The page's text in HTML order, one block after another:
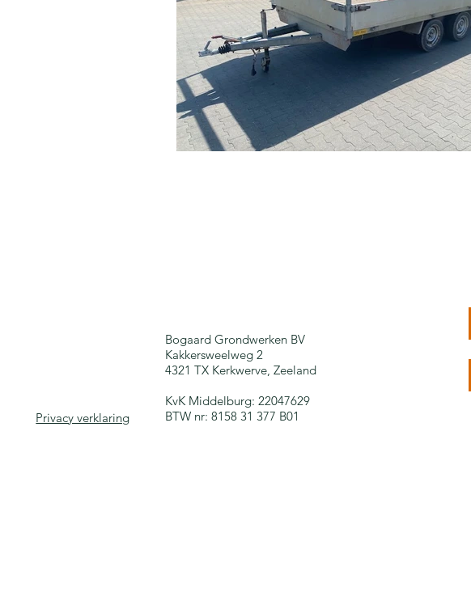
Bogaard Grondwerken BV
Kakkersweelweg 2
4321 TX Kerkwerve, Zeeland
KvK Middelburg: 22047629
BTW nr: 8158 31 377 B01
Privacy verklaring